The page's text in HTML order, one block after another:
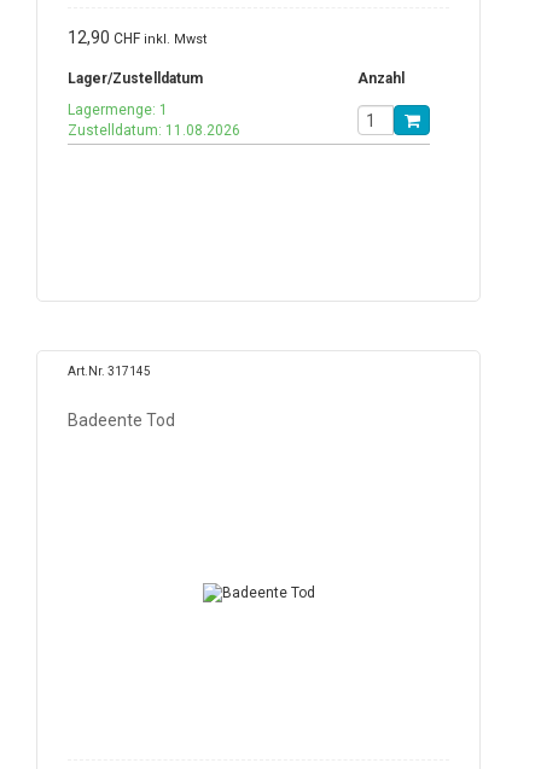
12,90 CHF inkl. Mwst
Lager/Zustelldatum
Anzahl
Lagermenge: 1
Zustelldatum: 11.08.2026
Art.Nr. 317145
Badeente Tod